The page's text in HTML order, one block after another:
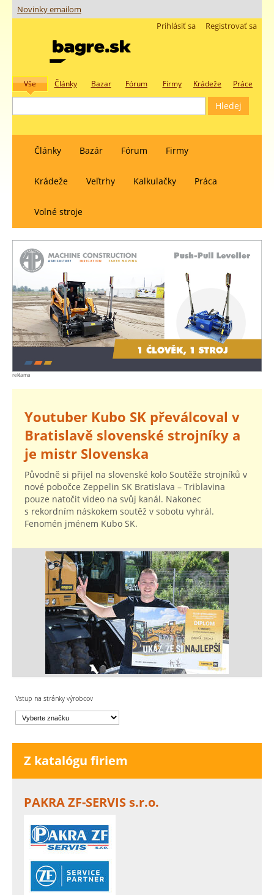
Novinky emailom
Registrovať sa
Prihlásiť sa
Vše Články Bazar Fórum Firmy Krádeže Práce
Články Bazár Fórum Firmy
Krádeže Veľtrhy Kalkulačky Práca
Volné stroje
reklama
Youtuber Kubo SK převálcoval v
Bratislavě slovenské strojníky a
je mistr Slovenska
Původně si přijel na slovenské kolo Soutěže strojníků v
nové pobočce Zeppelin SK Bratislava – Triblavina
pouze natočit video na svůj kanál. Nakonec
s rekordním náskokem soutěž v sobotu vyhrál.
Fenomén jménem Kubo SK.
Vstup na stránky výrobcov
Z katalógu firiem
PAKRA ZF-SERVIS s.r.o.